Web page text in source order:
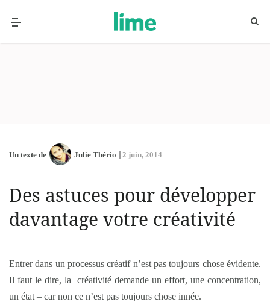
Un texte de Julie Thério 2 juin, 2014
Des astuces pour développer
davantage votre créativité
Entrer dans un processus créatif n’est pas toujours chose évidente.
Il faut le dire, la créativité demande un effort, une concentration,
un état – car non ce n’est pas toujours chose innée.